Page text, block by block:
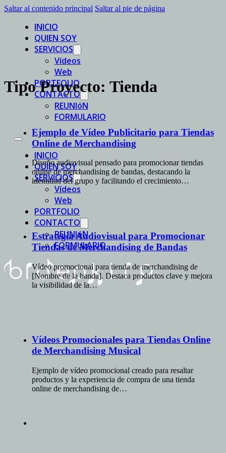
Saltar al contenido principal Saltar al pie de página
INICIO
QUIEN SOY
SERVICIOS
Vídeos
Web
PORTFOLIO
CONTACTO
REUNIóN
FORMULARIO
INICIO
QUIEN SOY
SERVICIOS
Vídeos
Web
PORTFOLIO
CONTACTO
REUNIóN
FORMULARIO
Tipo Proyecto: Tienda
Ejemplo de Vídeo Publicitario para Tiendas
Online de Merchandising
Diseño audiovisual pensado para promocionar tiendas
online de merchandising de bandas, destacando la
identidad del grupo y facilitando el crecimiento…
Estrategia Audiovisual para Promocionar
Tiendas de Merchandising de Bandas
Vídeo promocional para tienda de merchandising de
[Nombre de la banda]. Destaca productos clave y mejora
la visibilidad de la…
Vídeos Promocionales para Tiendas Online
de Merchandising Musical
Ejemplo de vídeo promocional creado para resaltar
productos y la experiencia de compra de una tienda
online de merchandising de…